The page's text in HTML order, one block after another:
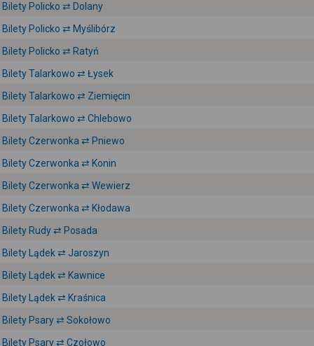
Bilety Policko ⇄ Dolany
Bilety Policko ⇄ Myślibórz
Bilety Policko ⇄ Ratyń
Bilety Talarkowo ⇄ Łysek
Bilety Talarkowo ⇄ Ziemięcin
Bilety Talarkowo ⇄ Chlebowo
Bilety Czerwonka ⇄ Pniewo
Bilety Czerwonka ⇄ Konin
Bilety Czerwonka ⇄ Wewierz
Bilety Czerwonka ⇄ Kłodawa
Bilety Rudy ⇄ Posada
Bilety Lądek ⇄ Jaroszyn
Bilety Lądek ⇄ Kawnice
Bilety Lądek ⇄ Kraśnica
Bilety Psary ⇄ Sokołowo
Bilety Psary ⇄ Czołowo